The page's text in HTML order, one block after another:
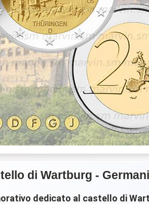
di Wartburg -
dedicato al castello di